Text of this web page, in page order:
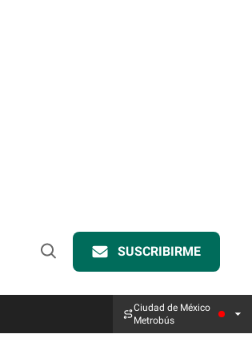
Open
SUSCRIBIRME
Ciudad de México
Metrobús